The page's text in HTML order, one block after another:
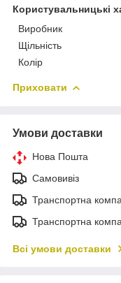
Користувальницькі
Виробник
Щільність
Колір
Приховати
Умови доставки
Нова Пошта
Самовивіз
Транспортна
Транспортна
Всі умови доставки